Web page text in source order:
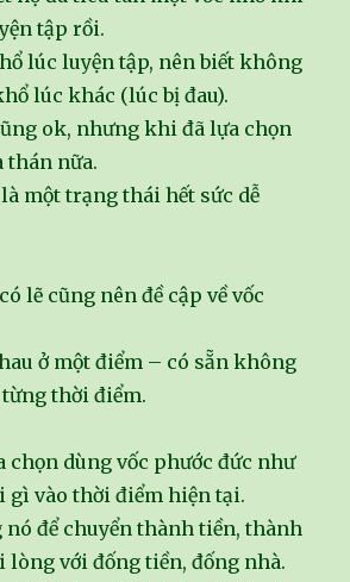
tập rồi.
lúc luyện tập, nên biết không
lúc khác (lúc bị đau).
ok, nhưng khi đã lựa chọn
thán nữa.
một trạng thái hết sức dễ
lẽ cũng nên đề cập về vốc
ở một điểm – có sẵn không
thời điểm.
chọn dùng vốc phước đức như
gì vào thời điểm hiện tại.
nó để chuyển thành tiền, thành
lòng với đống tiền, đống nhà.